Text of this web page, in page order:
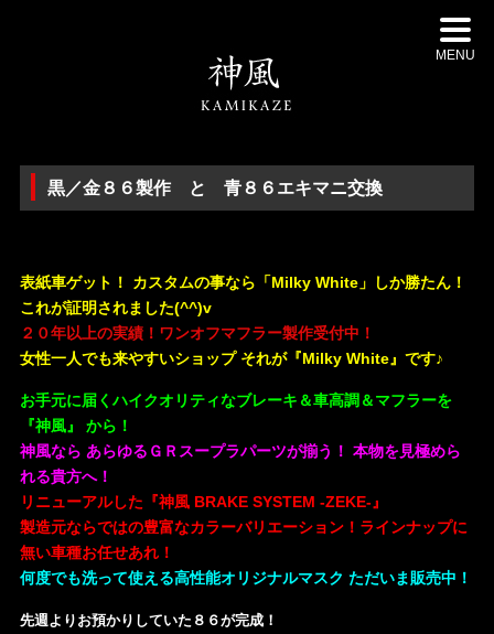
MENU
黒／金８６製作 と 青８６エキマニ交換
表紙車ゲット！ カスタムの事なら「Milky White」しか勝たん！
これが証明されました(^^)v
２０年以上の実績！ワンオフマフラー製作受付中！
女性一人でも来やすいショップ それが『Milky White』です♪
お手元に届くハイクオリティなブレーキ＆車高調＆マフラーを
『神風』 から！
神風なら あらゆるＧＲスープラパーツが揃う！ 本物を見極めら
れる貴方へ！
リニューアルした『神風 BRAKE SYSTEM -ZEKE-』
製造元ならではの豊富なカラーバリエーション！ラインナップに
無い車種お任せあれ！
何度でも洗って使える高性能オリジナルマスク ただいま販売中！
先週よりお預かりしていた８６が完成！